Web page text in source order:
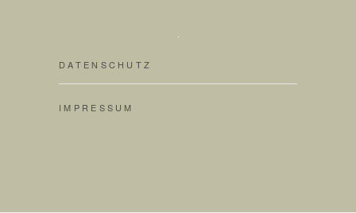
DATENSCHUTZ
IMPRESSUM